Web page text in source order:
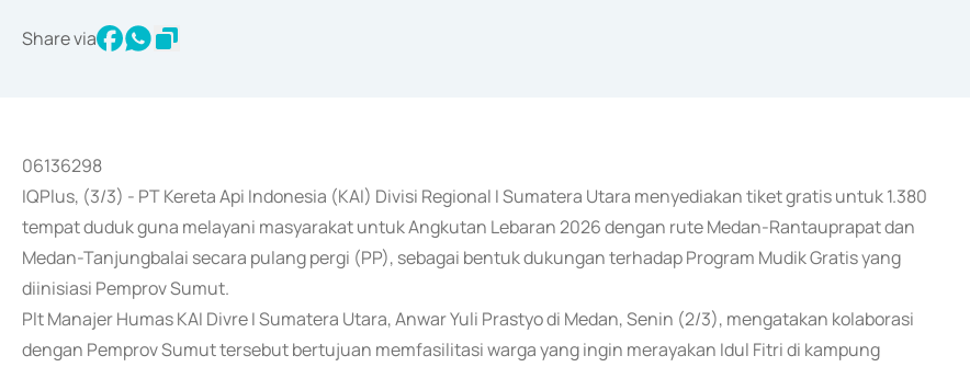
Share via
06136298
IQPlus, (3/3) - PT Kereta Api Indonesia (KAI) Divisi Regional I Sumatera Utara menyediakan tiket gratis untuk 1.380
tempat duduk guna melayani masyarakat untuk Angkutan Lebaran 2026 dengan rute Medan-Rantauprapat dan
Medan-Tanjungbalai secara pulang pergi (PP), sebagai bentuk dukungan terhadap Program Mudik Gratis yang
diinisiasi Pemprov Sumut.
Plt Manajer Humas KAI Divre I Sumatera Utara, Anwar Yuli Prastyo di Medan, Senin (2/3), mengatakan kolaborasi
dengan Pemprov Sumut tersebut bertujuan memfasilitasi warga yang ingin merayakan Idul Fitri di kampung